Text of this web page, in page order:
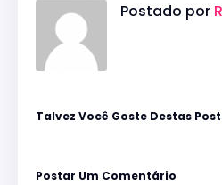
Postado por
Talvez Você Goste Destas
Postar Um Comentário